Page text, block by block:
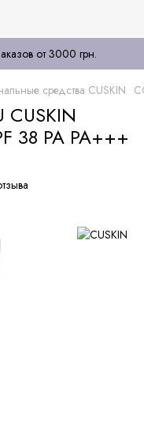
от 3000 грн.
средства CUSKIN
38 РА РА+++